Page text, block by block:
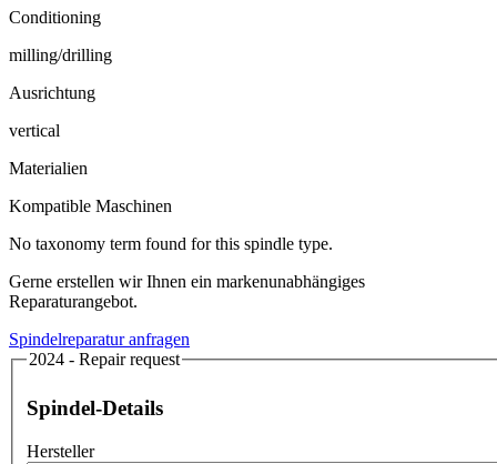
Conditioning
milling/drilling
Ausrichtung
vertical
Materialien
Kompatible Maschinen
No taxonomy term found for this spindle type.
Gerne erstellen wir Ihnen ein markenunabhängiges
Reparaturangebot.
Spindelreparatur anfragen
2024 - Repair request
Spindel-Details
Hersteller